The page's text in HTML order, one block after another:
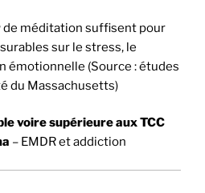
de méditation suffisent pour
sur le stress, le
émotionnelle (Source : études
du Massachusetts)
voire supérieure aux TCC
– EMDR et addiction